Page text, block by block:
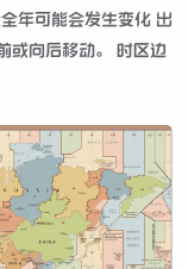
年可能会发生变化 出
或向后移动。 时区边